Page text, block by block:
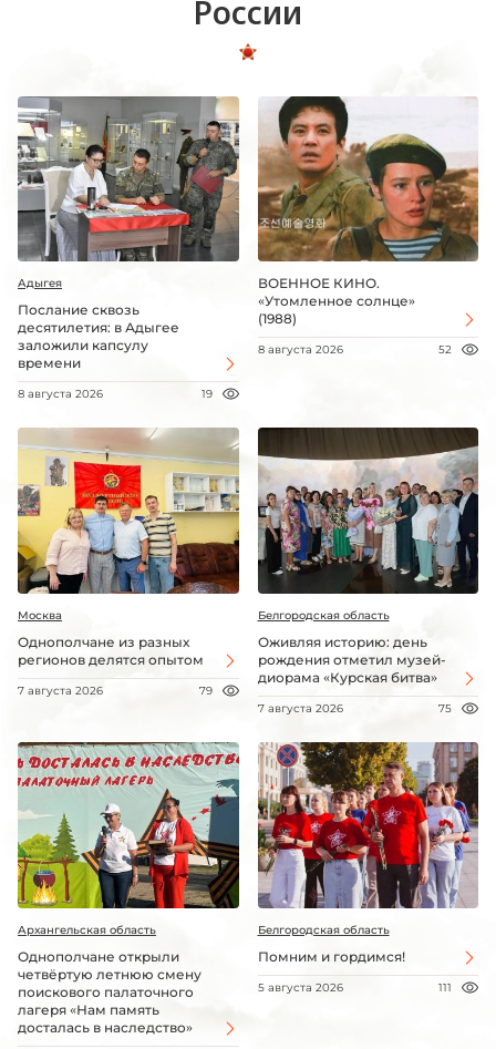
России
Адыгея
Послание сквозь
десятилетия: в Адыгее
заложили капсулу
времени
8 августа 2026 19
ВОЕННОЕ КИНО.
«Утомленное солнце»
(1988)
8 августа 2026 52
Москва
Однополчане из разных
регионов делятся опытом
7 августа 2026 79
Белгородская область
Оживляя историю: день
рождения отметил музей-
диорама «Курская битва»
7 августа 2026 75
Архангельская область
Однополчане открыли
четвёртую летнюю смену
поискового палаточного
лагеря «Нам память
досталась в наследство»
Белгородская область
Помним и гордимся!
5 августа 2026 111